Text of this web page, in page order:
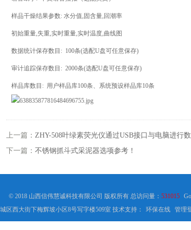
样品干燥结果参数: 水分值,固含量,回潮率
初始重量,失重,实时重量,实时温度,曲线图
数据统计保存数目: 100条(选配U盘可任意保存)
审计追踪保存数目: 2000条(选配U盘可任意保存)
样品库数目: 用户样品库100条、系统预设样品库10条
上一篇： ZHY-508叶绿素荧光仪通过USB接口与电脑进行
下一篇： 不锈钢抓斗式采泥器选项参考！
© 2018 山西信伟慧诚科技有限公司 版权所有 总访问量： 531015
区西大街下梅辉坡小区8号写字楼509室 技术支持：
环保在线 管理